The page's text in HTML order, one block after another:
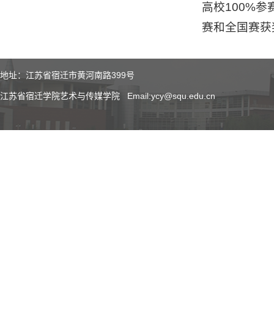
高校100%参
赛和全国赛
地址：江苏省宿迁市黄河南路399号
江苏省宿迁学院艺术与传媒学院 Email:ycy@squ.edu.cn